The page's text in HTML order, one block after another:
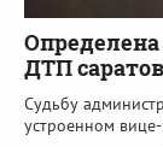
ДТП
Судьбу
устроенном